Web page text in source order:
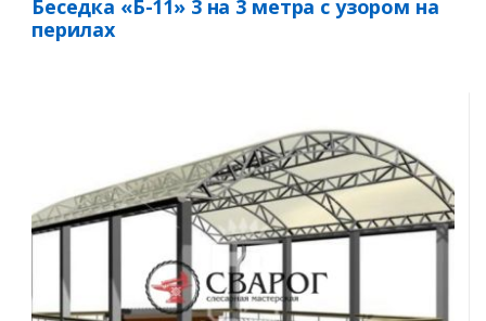
Беседка «Б-11» 3 на 3 метра с узором на
перилах